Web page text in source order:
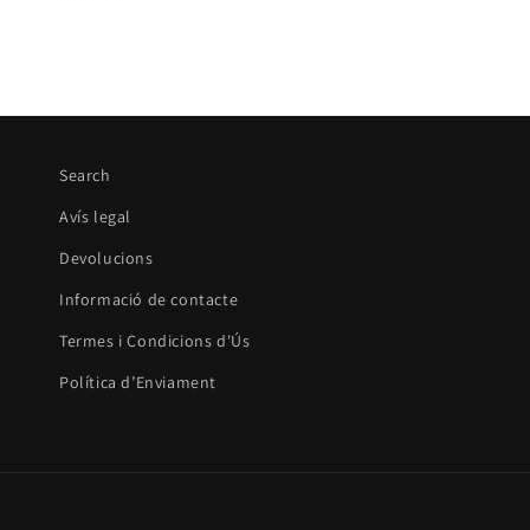
Search
Avís legal
Devolucions
Informació de contacte
Termes i Condicions d'Ús
Política d’Enviament